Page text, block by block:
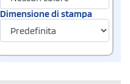
Dimensione di stampa